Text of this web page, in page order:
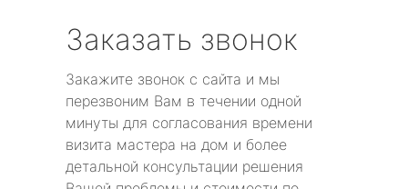
Заказать звонок
Закажите звонок с сайта и мы
перезвоним Вам в течении одной
минуты для согласования времени
визита мастера на дом и более
детальной консультации решения